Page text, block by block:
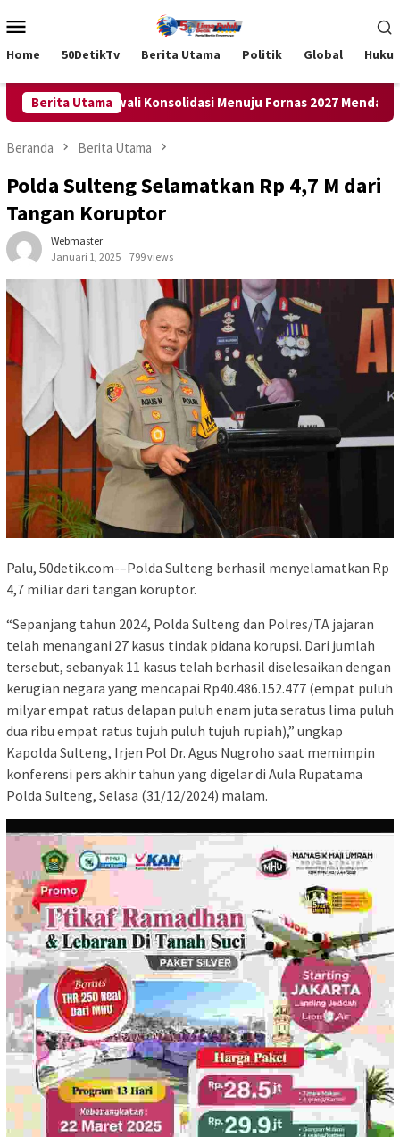
ke
Mobile
Home 50DetikTv Berita Utama Politik Global
Berita Utama
KSBB Awali Konsolidasi Menuju Fornas 2027 Mendatang
Beranda Berita Utama
Polda Sulteng Selamatkan Rp 4,7 M dari
Tangan Koruptor
Webmaster
Januari 1, 2025
799 views
Palu, 50detik.com-–Polda Sulteng berhasil menyelamatkan Rp
4,7 miliar dari tangan koruptor.
“Sepanjang tahun 2024, Polda Sulteng dan Polres/TA jajaran
telah menangani 27 kasus tindak pidana korupsi. Dari jumlah
tersebut, sebanyak 11 kasus telah berhasil diselesaikan dengan
kerugian negara yang mencapai Rp40.486.152.477 (empat puluh
milyar empat ratus delapan puluh enam juta seratus lima puluh
dua ribu empat ratus tujuh puluh tujuh rupiah),” ungkap
Kapolda Sulteng, Irjen Pol Dr. Agus Nugroho saat memimpin
konferensi pers akhir tahun yang digelar di Aula Rupatama
Polda Sulteng, Selasa (31/12/2024) malam.